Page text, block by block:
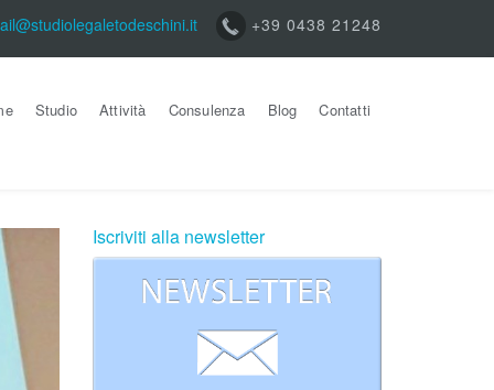
+39 0438 21248
Studio Attività Consulenza Blog Contatti
Iscriviti alla newsletter